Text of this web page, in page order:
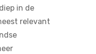
in de
relevant